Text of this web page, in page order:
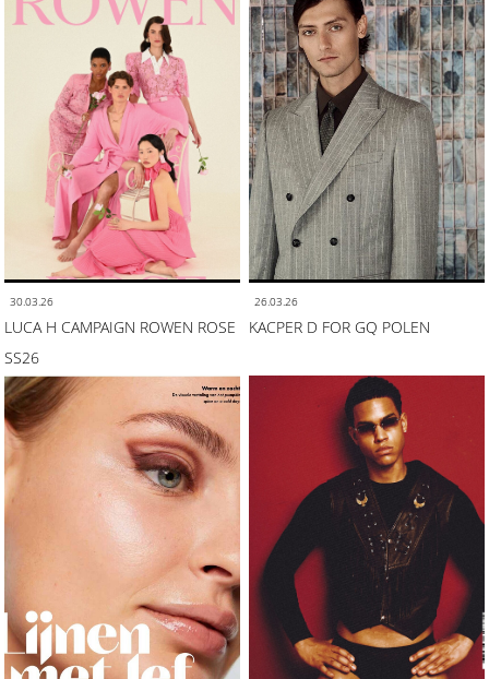
30.03.26
LUCA H CAMPAIGN ROWEN ROSE
SS26
26.03.26
KACPER D FOR GQ POLEN